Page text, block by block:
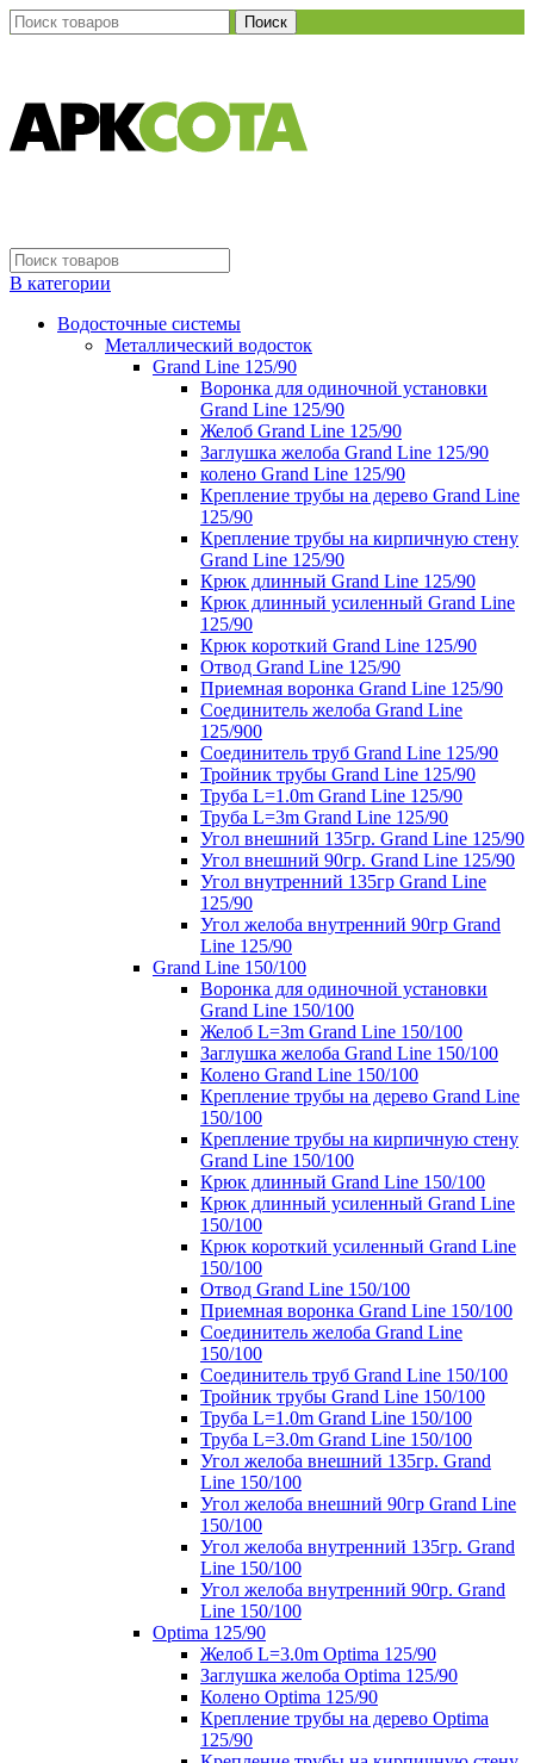
Поиск
В категории
Водосточные системы
Металлический водосток
Grand Line 125/90
Воронка для одиночной установки
Grand Line 125/90
Желоб Grand Line 125/90
Заглушка желоба Grand Line 125/90
колено Grand Line 125/90
Крепление трубы на дерево Grand Line
125/90
Крепление трубы на кирпичную стену
Grand Line 125/90
Крюк длинный Grand Line 125/90
Крюк длинный усиленный Grand Line
125/90
Крюк короткий Grand Line 125/90
Отвод Grand Line 125/90
Приемная воронка Grand Line 125/90
Соединитель желоба Grand Line
125/900
Соединитель труб Grand Line 125/90
Тройник трубы Grand Line 125/90
Труба L=1.0m Grand Line 125/90
Труба L=3m Grand Line 125/90
Угол внешний 135гр. Grand Line 125/90
Угол внешний 90гр. Grand Line 125/90
Угол внутренний 135гр Grand Line
125/90
Угол желоба внутренний 90гр Grand
Line 125/90
Grand Line 150/100
Воронка для одиночной установки
Grand Line 150/100
Желоб L=3m Grand Line 150/100
Заглушка желоба Grand Line 150/100
Колено Grand Line 150/100
Крепление трубы на дерево Grand Line
150/100
Крепление трубы на кирпичную стену
Grand Line 150/100
Крюк длинный Grand Line 150/100
Крюк длинный усиленный Grand Line
150/100
Крюк короткий усиленный Grand Line
150/100
Отвод Grand Line 150/100
Приемная воронка Grand Line 150/100
Соединитель желоба Grand Line
150/100
Соединитель труб Grand Line 150/100
Тройник трубы Grand Line 150/100
Труба L=1.0m Grand Line 150/100
Труба L=3.0m Grand Line 150/100
Угол желоба внешний 135гр. Grand
Line 150/100
Угол желоба внешний 90гр Grand Line
150/100
Угол желоба внутренний 135гр. Grand
Line 150/100
Угол желоба внутренний 90гр. Grand
Line 150/100
Optima 125/90
Желоб L=3.0m Optima 125/90
Заглушка желоба Optima 125/90
Колено Optima 125/90
Крепление трубы на дерево Optima
125/90